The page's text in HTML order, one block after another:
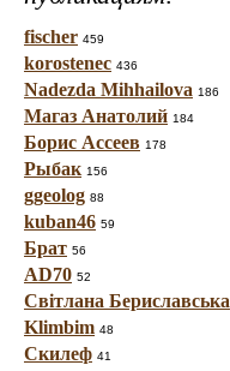
fischer 459
korostenec 436
Nadezda Mihhailova 186
Магаз Анатолий 184
Борис Ассеев 178
Рыбак 156
ggeolog 88
kuban46 59
Брат 56
AD70 52
Світлана Бериславська
Klimbim 48
Скилеф 41